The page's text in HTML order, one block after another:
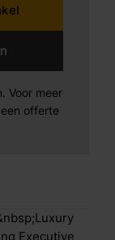
en geeft
boxspring
uit een
gebruik
materiaal
zijn
een
clima-
Voor meer
offerte
Executive